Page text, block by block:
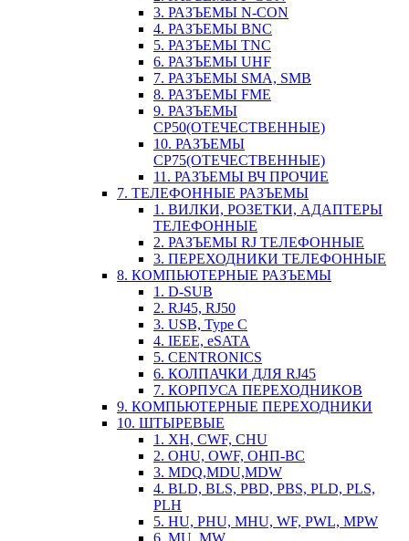
3. РАЗЪЕМЫ N-CON
4. РАЗЪЕМЫ BNC
5. РАЗЪЕМЫ TNC
6. РАЗЪЕМЫ UHF
7. РАЗЪЕМЫ SMA, SMB
8. РАЗЪЕМЫ FME
9. РАЗЪЕМЫ
СР50(ОТЕЧЕСТВЕННЫЕ)
10. РАЗЪЕМЫ
СР75(ОТЕЧЕСТВЕННЫЕ)
11. РАЗЪЕМЫ ВЧ ПРОЧИЕ
7. ТЕЛЕФОННЫЕ РАЗЪЕМЫ
1. ВИЛКИ, РОЗЕТКИ, АДАПТЕРЫ
ТЕЛЕФОННЫЕ
2. РАЗЪЕМЫ RJ ТЕЛЕФОННЫЕ
3. ПЕРЕХОДНИКИ ТЕЛЕФОННЫЕ
8. КОМПЬЮТЕРНЫЕ РАЗЪЕМЫ
1. D-SUB
2. RJ45, RJ50
3. USB, Type C
4. IEEE, eSATA
5. CENTRONICS
6. КОЛПАЧКИ ДЛЯ RJ45
7. КОРПУСА ПЕРЕХОДНИКОВ
9. КОМПЬЮТЕРНЫЕ ПЕРЕХОДНИКИ
10. ШТЫРЕВЫЕ
1. XH, CWF, CHU
2. OHU, OWF, ОНП-ВС
3. MDQ,MDU,MDW
4. BLD, BLS, PBD, PBS, PLD, PLS,
PLH
5. HU, PHU, MHU, WF, PWL, MPW
6. MU, MW